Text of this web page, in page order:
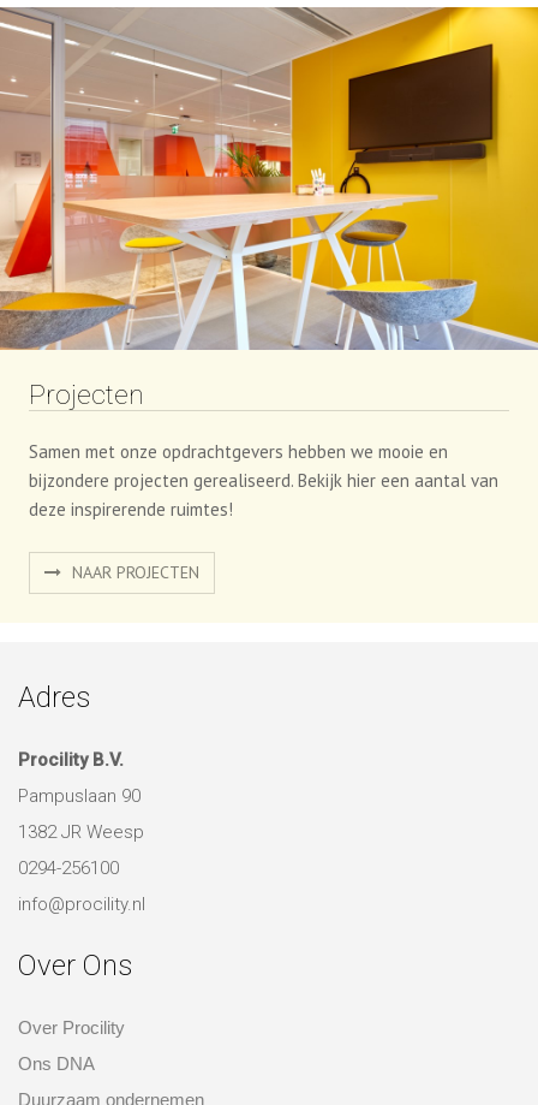
Projecten
Samen met onze opdrachtgevers hebben we mooie en
bijzondere projecten gerealiseerd. Bekijk hier een aantal van
deze inspirerende ruimtes!
NAAR PROJECTEN
Adres
Procility B.V.
Pampuslaan 90
1382 JR Weesp
0294-256100
info@procility.nl
Over Ons
Over Procility
Ons DNA
Duurzaam ondernemen